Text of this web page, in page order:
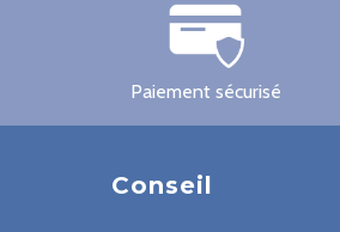
Paiement sécurisé
Conseil